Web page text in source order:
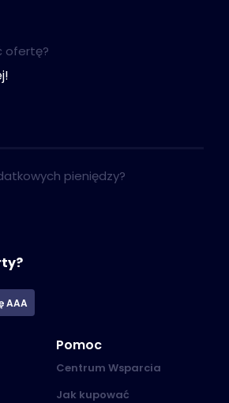
ofertę?
pieniędzy?
AAA
Pomoc
Centrum Wsparcia
Jak kupować